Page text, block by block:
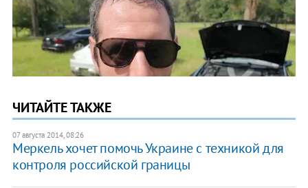
ЧИТАЙТЕ ТАКЖЕ
07 августа 2014, 08:26
Меркель хочет помочь Украине с техникой для
контроля российской границы